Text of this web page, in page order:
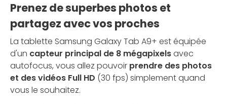
Prenez de superbes photos et
partagez avec vos proches
La tablette Samsung Galaxy Tab A9+ est équipée
d'un capteur principal de 8 mégapixelsavec
autofocus, vous allez pouvoir prendre des photos
et des vidéos Full HD (30 fps) simplement quand
vous le souhaitez.